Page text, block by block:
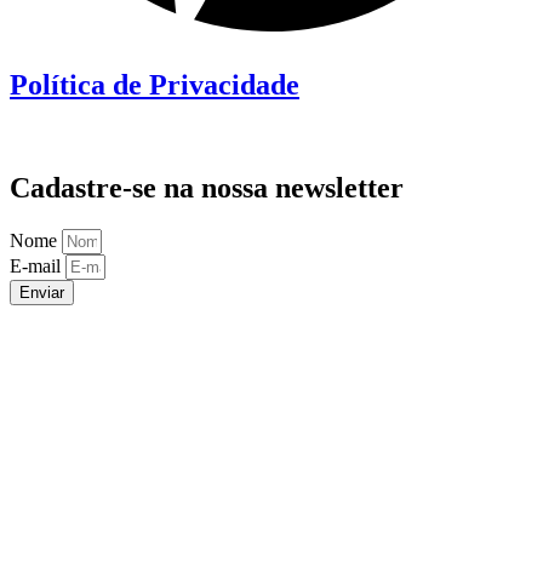
Política de Privacidade
Cadastre-se na nossa newsletter
Nome
E-mail
Enviar